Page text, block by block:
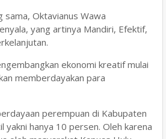
sama, Oktavianus Wawa
yang artinya Mandiri, Efektif,
ekonomi kreatif mulai
memberdayakan para
perempuan di Kabupaten
yakni hanya 10 persen. Oleh karena